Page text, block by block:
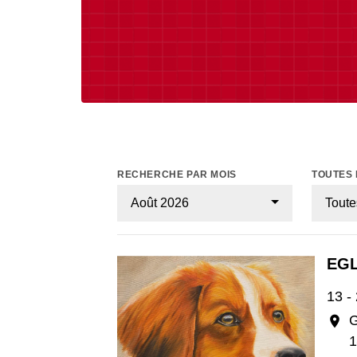
RECHERCHE PAR MOIS
Août 2026
TOUTES
13 -
location_on